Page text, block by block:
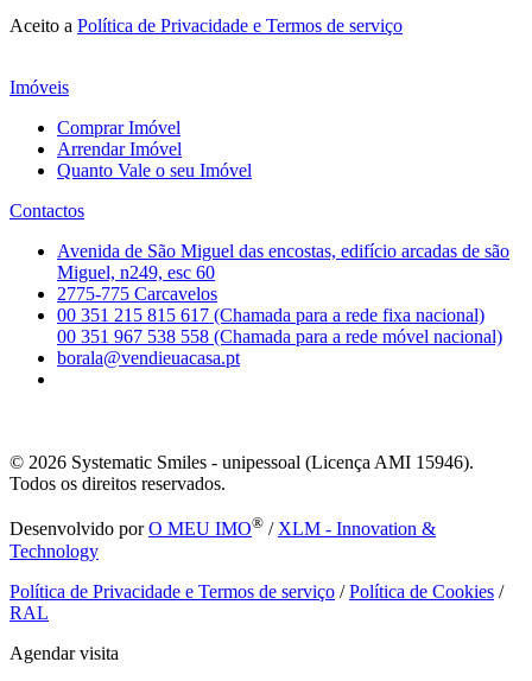
Aceito a Política de Privacidade e Termos de serviço
Imóveis
Comprar Imóvel
Arrendar Imóvel
Quanto Vale o seu Imóvel
Contactos
Avenida de São Miguel das encostas, edifício arcadas de são
Miguel, n249, esc 60
2775-775 Carcavelos
00 351 215 815 617 (Chamada para a rede fixa nacional)
00 351 967 538 558 (Chamada para a rede móvel nacional)
borala@vendieuacasa.pt
© 2026 Systematic Smiles - unipessoal (Licença AMI 15946).
Todos os direitos reservados.
Desenvolvido porO MEU IMO® /XLM - Innovation &
Technology
Política de Privacidade e Termos de serviço /Política de Cookies /
RAL
Agendar visita